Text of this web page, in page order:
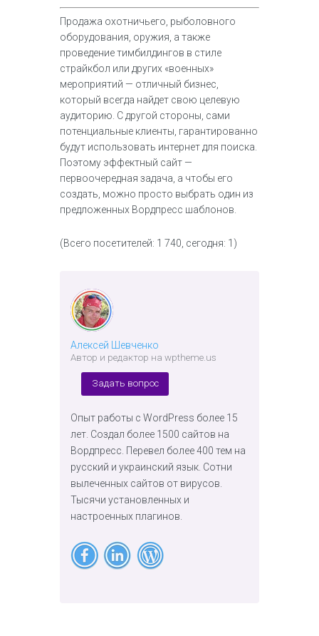
Продажа охотничьего, рыболовного
оборудования, оружия, а также
проведение тимбилдингов в стиле
страйкбол или других «военных»
мероприятий — отличный бизнес,
который всегда найдет свою целевую
аудиторию. С другой стороны, сами
потенциальные клиенты, гарантированно
будут использовать интернет для поиска.
Поэтому эффектный сайт —
первоочередная задача, а чтобы его
создать, можно просто выбрать один из
предложенных Вордпресс шаблонов.
(Всего посетителей: 1 740, сегодня: 1)
Алексей Шевченко
Автор и редактор на wptheme.us
Задать вопрос
Опыт работы с WordPress более 15
лет. Создал более 1500 сайтов на
Вордпресс. Перевел более 400 тем на
русский и украинский язык. Сотни
вылеченных сайтов от вирусов.
Тысячи установленных и
настроенных плагинов.